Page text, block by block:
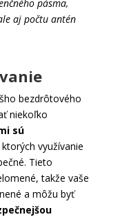
pásma,
aj počtu antén
bezdrôtového
niekoľko
sú
využívanie
Tieto
takže vaše
a môžu byť